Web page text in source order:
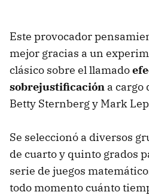
Este provocador
mejor gracias a un
clásico sobre el llamado
sobrejustificación a cargo
Betty Sternberg y Mark
Se seleccionó a diversos
de cuarto y quinto grados
serie de juegos
todo momento cuánto